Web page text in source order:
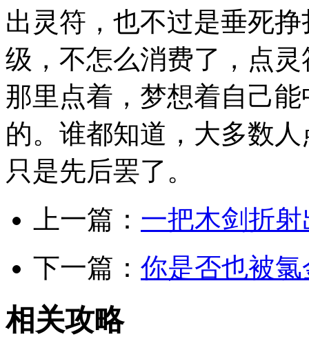
出灵符，也不过是垂死
级，不怎么消费了，点
那里点着，梦想着自己
的。谁都知道，大多数
只是先后罢了。
上一篇： 一把木剑折
下一篇： 你是否也被
相关攻略